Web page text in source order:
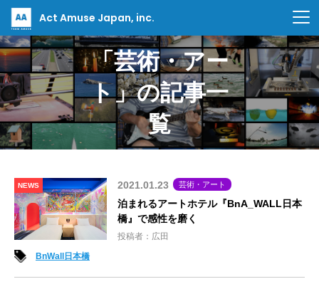
Act Amuse Japan, inc.
「芸術・アー
ト」の記事一
覧
NEWS 2021.01.23 芸術・アート
泊まれるアートホテル『BnA_WALL日本
橋』で感性を磨く
投稿者：広田
BnWall日本橋